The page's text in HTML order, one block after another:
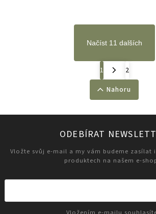
Načíst 11 dalších
1
2
Nahoru
ODEBÍRAT
Vložte svůj e-mail a my vám budeme zasílat
produktech na našem e-